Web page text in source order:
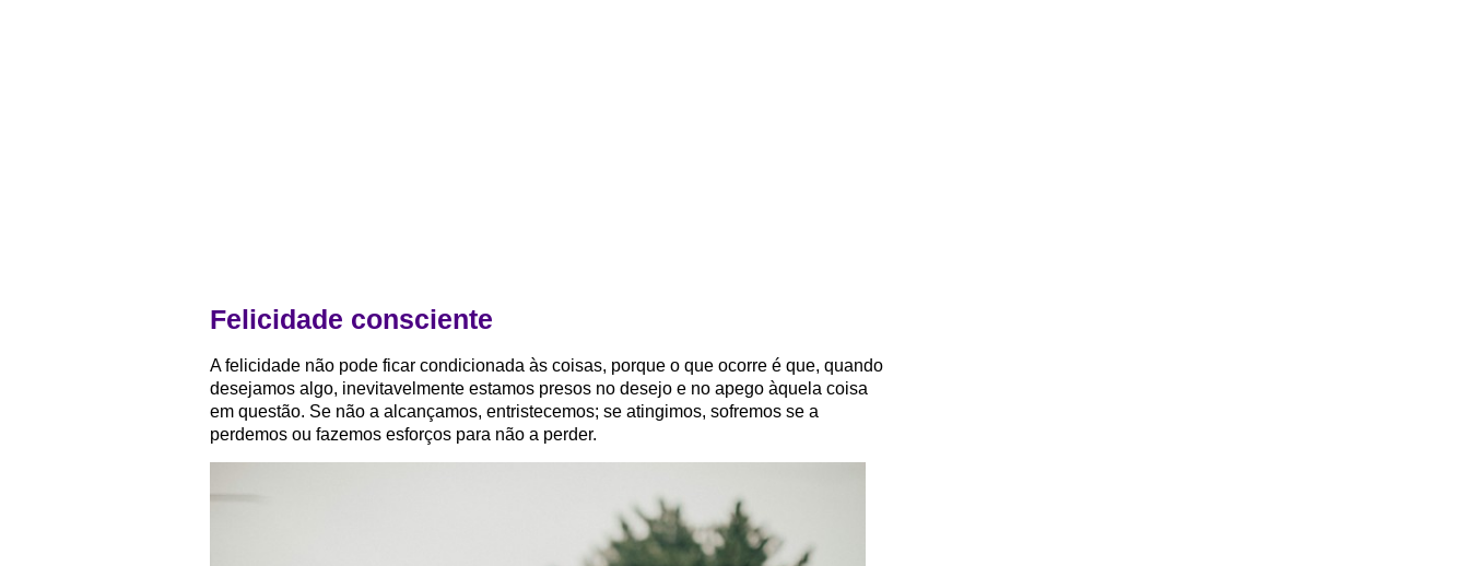
Felicidade consciente
A felicidade não pode ficar condicionada às coisas, porque o que ocorre é que, quando
desejamos algo, inevitavelmente estamos presos no desejo e no apego àquela coisa
em questão. Se não a alcançamos, entristecemos; se atingimos, sofremos se a
perdemos ou fazemos esforços para não a perder.